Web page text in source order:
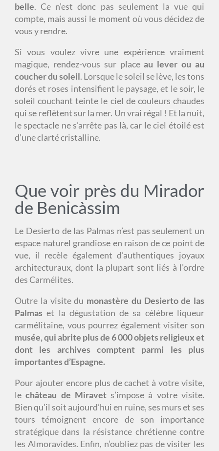
belle. Ce n’est donc pas seulement la vue qui
compte, mais aussi le moment où vous décidez de
vous y rendre.
Si vous voulez vivre une expérience vraiment
magique, rendez-vous sur placeau lever ou au
coucher du soleil. Lorsque le soleil se lève, les tons
dorés et roses intensifient le paysage, et le soir, le
soleil couchant teinte le ciel de couleurs chaudes
qui se reflètent sur la mer. Un vrai régal ! Et la nuit,
le spectacle ne s’arrête pas là, car le ciel étoilé est
d’une clarté cristalline.
Que voir près du Mirador
de Benicàssim
Le Desierto de las Palmas n’est pas seulement un
espace naturel grandiose en raison de ce point de
vue, il recèle également d’authentiques joyaux
architecturaux, dont la plupart sont liés à l’ordre
des Carmélites.
Outre la visite du monastère du Desierto de las
Palmas et la dégustation de sa célèbre liqueur
carmélitaine, vous pourrez également visiter son
musée, qui abrite plus de 6 000 objets religieux et
dont les archives comptent parmi les plus
importantes d’Espagne.
Pour ajouter encore plus de cachet à votre visite,
lechâteau de Miravets’impose à votre visite.
Bien qu’il soit aujourd’hui en ruine, ses murs et ses
tours témoignent encore de son importance
stratégique dans la résistance chrétienne contre
les Almoravides. Enfin, n’oubliez pas de visiter les